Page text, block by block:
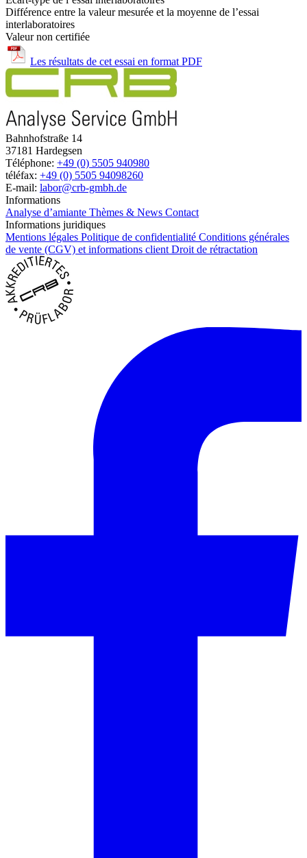
Différence entre la valeur mesurée et la moyenne de l’essai
interlaboratoires
Valeur non certifiée
Les résultats de cet essai en format PDF
Bahnhofstraße 14
37181 Hardegsen
Téléphone: +49 (0) 5505 940980
téléfax: +49 (0) 5505 94098260
E-mail: labor@crb-gmbh.de
Informations
Analyse d’amiante Thèmes & News Contact
Informations juridiques
Mentions légales Politique de confidentialité Conditions générales
de vente (CGV) et informations client Droit de rétractation